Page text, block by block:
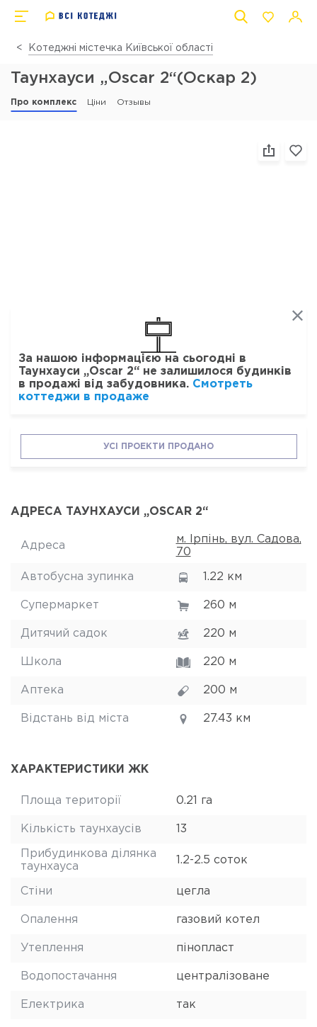
Котеджні містечка Київської області
Таунхауси „Oscar 2“(Оскар 2)
Про комплекс Ціни Отзывы
За нашою інформацією на сьогодні в
Таунхауси „Oscar 2“ не залишилося будинків
в продажі від забудовника. Смотреть
коттеджи в продаже
УСІ ПРОЕКТИ ПРОДАНО
АДРЕСА ТАУНХАУСИ „OSCAR 2“
Адреса
м. Ірпінь, вул. Садова,
70
Автобусна зупинка 1.22 км
Супермаркет 260 м
Дитячий садок 220 м
Школа 220 м
Аптека 200 м
Відстань від міста 27.43 км
ХАРАКТЕРИСТИКИ ЖК
Площа території 0.21 га
Кількість таунхаусів 13
Прибудинкова ділянка
таунхауса
1.2-2.5 соток
Стіни цегла
Опалення газовий котел
Утеплення пінопласт
Водопостачання централізоване
Електрика так